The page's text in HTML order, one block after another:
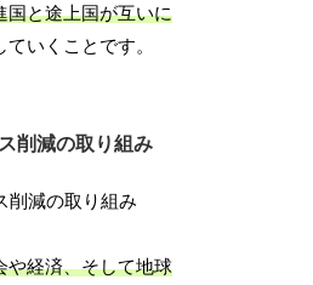
国と途上国が互いに
ていくことです。
削減の取り組み
や経済、そして地球